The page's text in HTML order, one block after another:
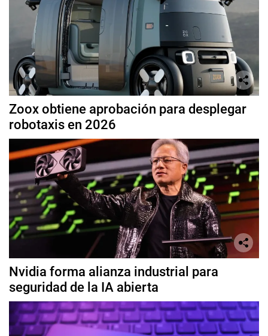
Zoox obtiene aprobación para desplegar
robotaxis en 2026
Nvidia forma alianza industrial para
seguridad de la IA abierta